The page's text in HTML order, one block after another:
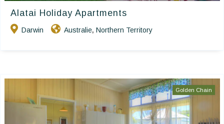
Alatai Holiday Apartments
Darwin Australie, Northern Territory
Golden Chain